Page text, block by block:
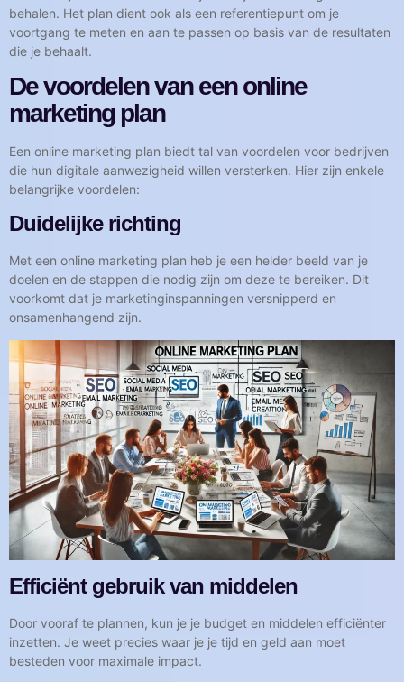
behalen. Het plan dient ook als een referentiepunt om je
voortgang te meten en aan te passen op basis van de resultaten
die je behaalt.
De voordelen van een online
marketing plan
Een online marketing plan biedt tal van voordelen voor bedrijven
die hun digitale aanwezigheid willen versterken. Hier zijn enkele
belangrijke voordelen:
Duidelijke richting
Met een online marketing plan heb je een helder beeld van je
doelen en de stappen die nodig zijn om deze te bereiken. Dit
voorkomt dat je marketinginspanningen versnipperd en
onsamenhangend zijn.
Efficiënt gebruik van middelen
Door vooraf te plannen, kun je je budget en middelen efficiënter
inzetten. Je weet precies waar je je tijd en geld aan moet
besteden voor maximale impact.